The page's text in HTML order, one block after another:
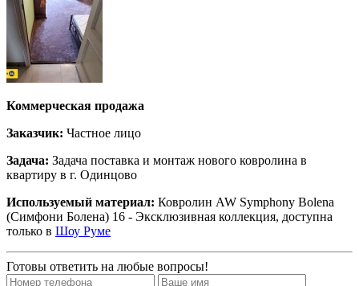
Коммерческая продажа
Заказчик: Частное лицо
Задача: Задача поставка и монтаж нового ковролина в
квартиру в г. Одинцово
Используемый материал: Ковролин AW Symphony Bolena
(Симфони Болена) 16 - Эксклюзивная коллекция, доступна
только в Шоу Руме
Готовы ответить на любые вопросы!